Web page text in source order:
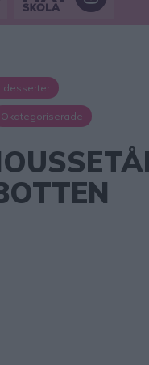
desserter
Okategoriserade